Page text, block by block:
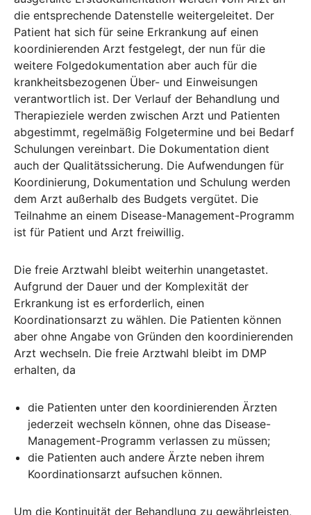
die entsprechende Datenstelle weitergeleitet. Der
Patient hat sich für seine Erkrankung auf einen
koordinierenden Arzt festgelegt, der nun für die
weitere Folgedokumentation aber auch für die
krankheitsbezogenen Über- und Einweisungen
verantwortlich ist. Der Verlauf der Behandlung und
Therapieziele werden zwischen Arzt und Patienten
abgestimmt, regelmäßig Folgetermine und bei Bedarf
Schulungen vereinbart. Die Dokumentation dient
auch der Qualitätssicherung. Die Aufwendungen für
Koordinierung, Dokumentation und Schulung werden
dem Arzt außerhalb des Budgets vergütet. Die
Teilnahme an einem Disease-Management-Programm
ist für Patient und Arzt freiwillig.
Die freie Arztwahl bleibt weiterhin unangetastet.
Aufgrund der Dauer und der Komplexität der
Erkrankung ist es erforderlich, einen
Koordinationsarzt zu wählen. Die Patienten können
aber ohne Angabe von Gründen den koordinierenden
Arzt wechseln. Die freie Arztwahl bleibt im DMP
erhalten, da
die Patienten unter den koordinierenden Ärzten
jederzeit wechseln können, ohne das Disease-
Management-Programm verlassen zu müssen;
die Patienten auch andere Ärzte neben ihrem
Koordinationsarzt aufsuchen können.
Um die Kontinuität der Behandlung zu gewährleisten,